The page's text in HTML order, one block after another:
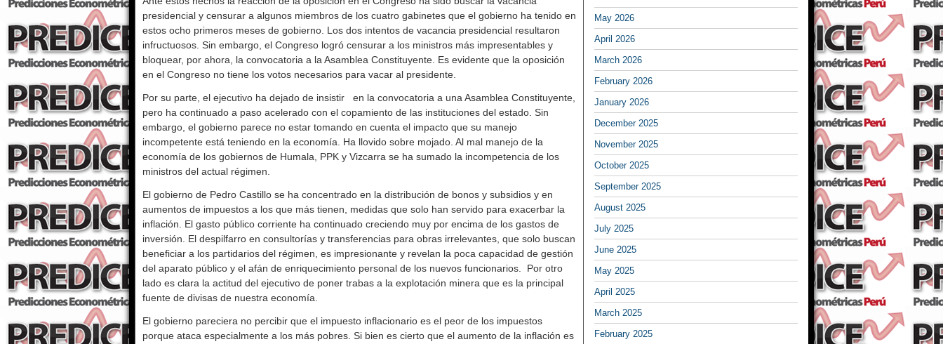
presidencial y censurar a algunos miembros de los cuatro gabinetes que el gobierno ha tenido en
estos ocho primeros meses de gobierno. Los dos intentos de vacancia presidencial resultaron
infructuosos. Sin embargo, el Congreso logró censurar a los ministros más impresentables y
bloquear, por ahora, la convocatoria a la Asamblea Constituyente. Es evidente que la oposición
en el Congreso no tiene los votos necesarios para vacar al presidente.
Por su parte, el ejecutivo ha dejado de insistir en la convocatoria a una Asamblea Constituyente,
pero ha continuado a paso acelerado con el copamiento de las instituciones del estado. Sin
embargo, el gobierno parece no estar tomando en cuenta el impacto que su manejo
incompetente está teniendo en la economía. Ha llovido sobre mojado. Al mal manejo de la
economía de los gobiernos de Humala, PPK y Vizcarra se ha sumado la incompetencia de los
ministros del actual régimen.
El gobierno de Pedro Castillo se ha concentrado en la distribución de bonos y subsidios y en
aumentos de impuestos a los que más tienen, medidas que solo han servido para exacerbar la
inflación. El gasto público corriente ha continuado creciendo muy por encima de los gastos de
inversión. El despilfarro en consultorías y transferencias para obras irrelevantes, que solo buscan
beneficiar a los partidarios del régimen, es impresionante y revelan la poca capacidad de gestión
del aparato público y el afán de enriquecimiento personal de los nuevos funcionarios. Por otro
lado es clara la actitud del ejecutivo de poner trabas a la explotación minera que es la principal
fuente de divisas de nuestra economía.
El gobierno pareciera no percibir que el impuesto inflacionario es el peor de los impuestos
porque ataca especialmente a los más pobres. Si bien es cierto que el aumento de la inflación es
May 2026
April 2026
March 2026
February 2026
January 2026
December 2025
November 2025
October 2025
September 2025
August 2025
July 2025
June 2025
May 2025
April 2025
March 2025
February 2025